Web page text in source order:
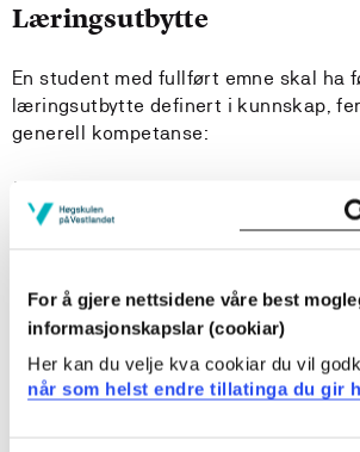
For å gjere nettsidene våre best
informasjonskapslar (cookiar)
Her kan du velje kva cookiar du vil
når som helst endre tillatinga du gir
Læringsutbytte
En student med fullført emne skal ha
læringsutbytte definert i kunnskap,
generell kompetanse:
Kunnskap:
Studenten...
ansvars- og funksjonsområder
spesialisthelsetjenesten
kan gjøre rede for undervisning og
pasienter og pårørende relatert til